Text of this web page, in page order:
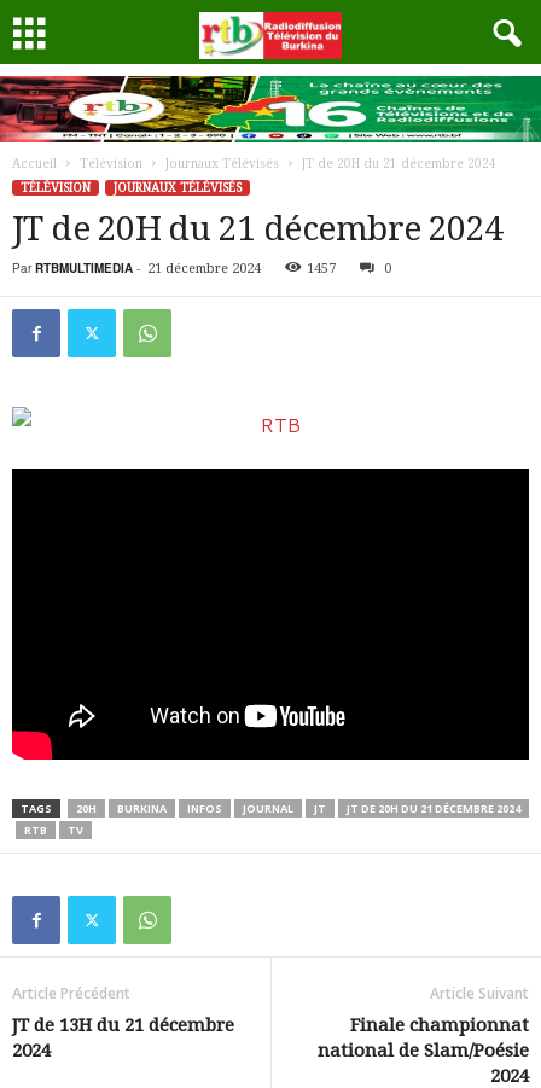
Accueil Télévision Journaux Télévisés
JT de 20H du 21 décembre 2024
TÉLÉVISION
JOURNAUX TÉLÉVISÉS
JT de 20H du 21 décembre 2024
Par RTBMULTIMEDIA - 21 décembre 2024 1457 0
TAGS 20H BURKINA INFOS JOURNAL JT
JT DE 20H DU 21 DÉCEMBRE 2024
RTB
TV
Article Précédent
JT de 13H du 21 décembre
2024
Article Suivant
Finale championnat
national de Slam/Poésie
2024